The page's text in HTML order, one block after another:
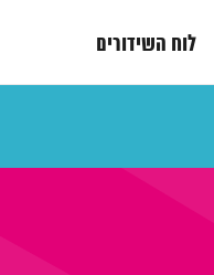
לוח השידורים